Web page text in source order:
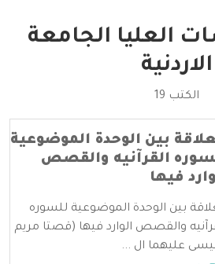
العليا الجامعة
الاردنية
الكتب 19
بين الوحدة الموضوعية
القرآنيه والقصص
فيها
بين الوحدة الموضوعية للسوره
والقصص الوارد فيها (قصتا مريم
عليهما ال ...